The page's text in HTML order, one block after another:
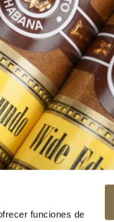
funciones de